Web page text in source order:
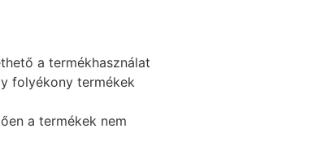
a termékhasználat
folyékony termékek
a termékek nem